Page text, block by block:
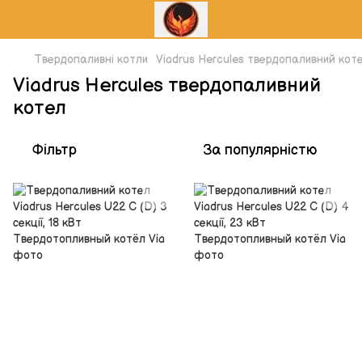
Твердопаливні котли Viadrus Нercules твердопаливний
Viadrus Нercules твердопаливний
котел
Фільтр За популярністю